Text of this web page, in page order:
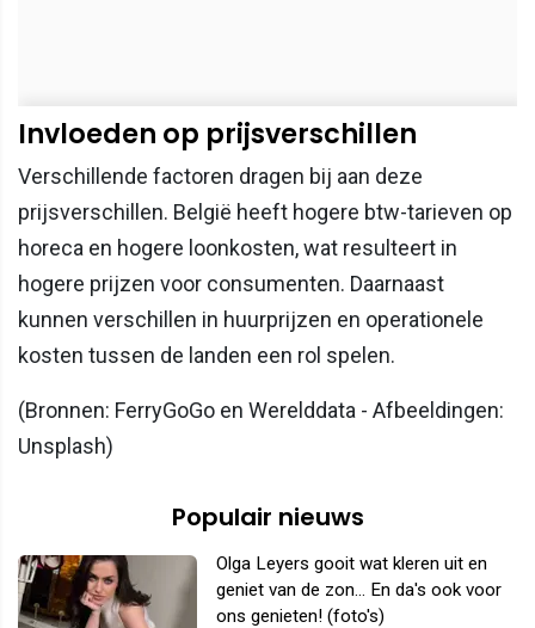
Invloeden op prijsverschillen
Verschillende factoren dragen bij aan deze
prijsverschillen. België heeft hogere btw-tarieven op
horeca en hogere loonkosten, wat resulteert in
hogere prijzen voor consumenten. Daarnaast
kunnen verschillen in huurprijzen en operationele
kosten tussen de landen een rol spelen.
(Bronnen: FerryGoGo en Werelddata - Afbeeldingen:
Unsplash)
Populair nieuws
Olga Leyers gooit wat kleren uit en
geniet van de zon... En da's ook voor
ons genieten! (foto's)